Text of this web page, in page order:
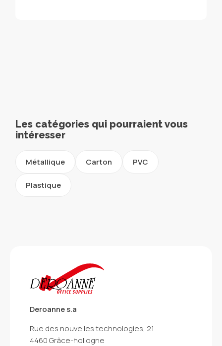
Les catégories qui pourraient vous
intéresser
Métallique Carton PVC
Plastique
Deroanne s.a
Rue des nouvelles technologies, 21
4460 Grâce-hollogne